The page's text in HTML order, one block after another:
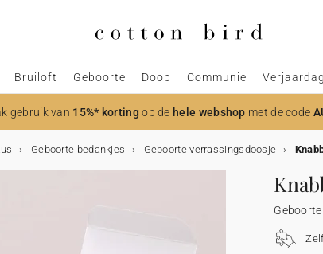
Bruiloft Geboorte Doop Communie Verjaardag
gebruik van 15%* kortingop dehele webshop met de code
Geboorte bedankjes Geboorte verrassingsdoosje